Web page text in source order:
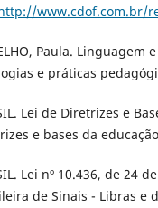
www.cdof.com.br/
Paula. Linguagem
e práticas
Lei de Diretrizes e
e bases da
Lei nº 10.436, de 24
de Sinais - Libras e